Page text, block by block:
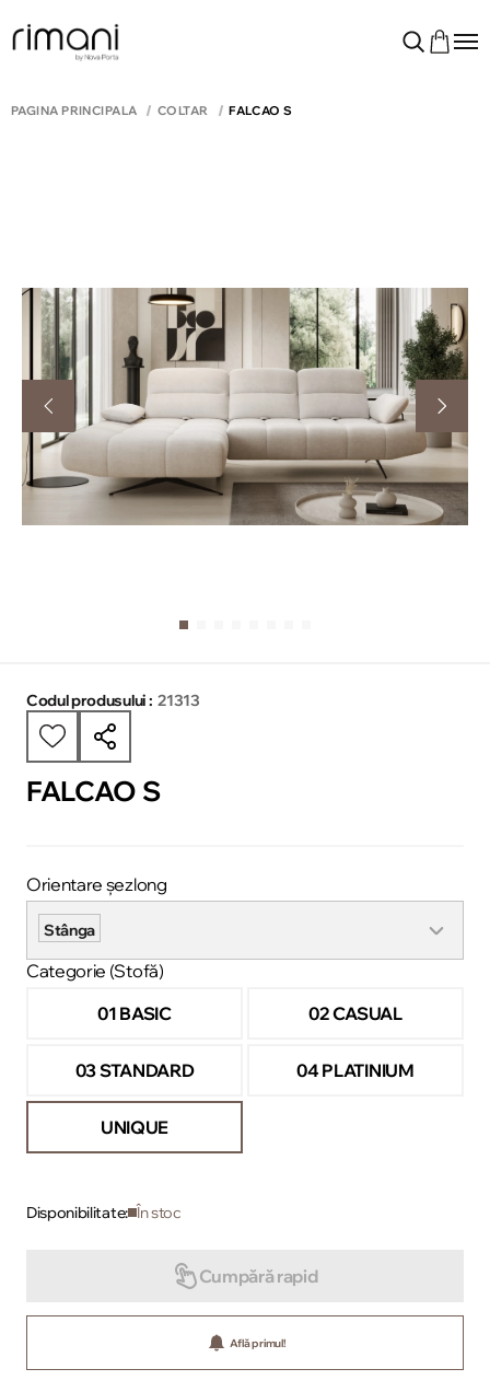
PAGINA PRINCIPALĂ COLTAR FALCAO S
Codul produsului : 21313
FALCAO S
Orientare șezlong
Stânga
Categorie (Stofă)
01 BASIC
02 CASUAL
03 STANDARD 04 PLATINIUM
UNIQUE
Disponibilitate: În stoc
Cumpără rapid
Află primul!